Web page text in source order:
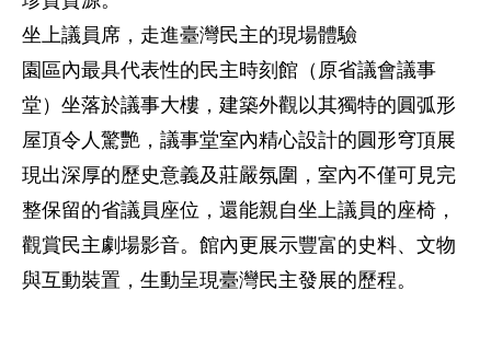
坐上議員席，走進臺灣民主的現場體驗
園區內最具代表性的民主時刻館（原省議會議事
堂）坐落於議事大樓，建築外觀以其獨特的圓弧形
屋頂令人驚艷，議事堂室內精心設計的圓形穹頂展
現出深厚的歷史意義及莊嚴氛圍，室內不僅可見完
整保留的省議員座位，還能親自坐上議員的座椅，
觀賞民主劇場影音。館內更展示豐富的史料、文物
與互動裝置，生動呈現臺灣民主發展的歷程。